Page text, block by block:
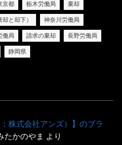
京都 栃木労働局 棄却
と却下） 神奈川労働局
働局 請求の棄却 長野労働局
静岡県
株式会社アンズ）】のブラ
たかのやま より